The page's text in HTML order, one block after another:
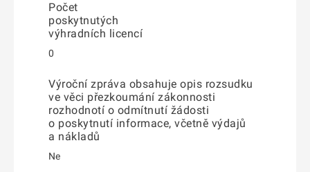
Počet
poskytnutých
výhradních licencí
0
Výroční zpráva obsahuje opis rozsudku
ve věci přezkoumání zákonnosti
rozhodnotí o odmítnutí žádosti
o poskytnutí informace, včetně výdajů
a nákladů
Ne